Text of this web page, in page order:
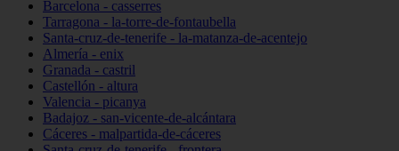
Barcelona - casserres
Tarragona - la-torre-de-fontaubella
Santa-cruz-de-tenerife - la-matanza-de-acentejo
Almería - enix
Granada - castril
Castellón - altura
Valencia - picanya
Badajoz - san-vicente-de-alcántara
Cáceres - malpartida-de-cáceres